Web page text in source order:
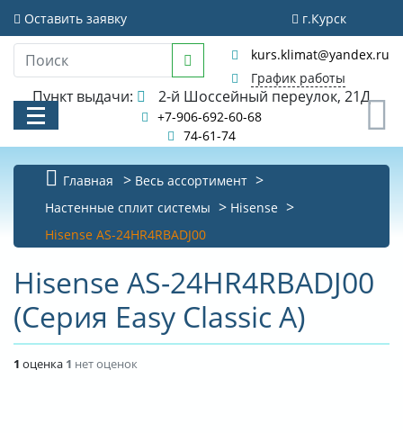
Оставить заявку г.Курск
kurs.klimat@yandex.ru
График работы
Пункт выдачи: 2-й Шоссейный переулок, 21Д
+7-906-692-60-68
74-61-74
КАТАЛОГ
БИБЛИОТЕКА
НОВОСТИ
Главная
Весь ассортимент
Настенные сплит системы
Hisense
Hisense AS-24HR4RBADJ00
Hisense AS-24HR4RBADJ00
(Серия Easy Classic A)
1 оценка 1 нет оценок